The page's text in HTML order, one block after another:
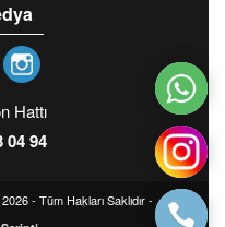
Hattı
04 94
- Tüm Hakları Saklıdır -